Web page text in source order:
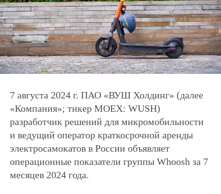
7 августа 2024 г. ПАО «ВУШ Холдинг» (далее
«Компания»; тикер MOEX: WUSH)
разработчик решений для микромобильности
и ведущий оператор краткосрочной аренды
электросамокатов в России объявляет
операционные показатели группы Whoosh за 7
месяцев 2024 года.